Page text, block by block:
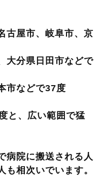
古屋市、岐阜市、京
大分県日田市などで
市などで37度
と、広い範囲で猛
病院に搬送される人
も相次いでいます。